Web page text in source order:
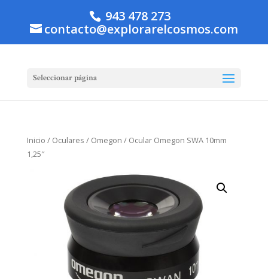
943 478 273
contacto@explorarelcosmos.com
Seleccionar página
Inicio / Oculares / Omegon / Ocular Omegon SWA 10mm
1,25″